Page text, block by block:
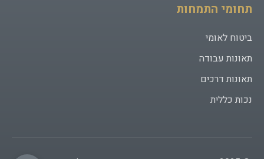
תחומי התמחות
ביטוח לאומי
תאונות עבודה
תאונות דרכים
נכות כללית